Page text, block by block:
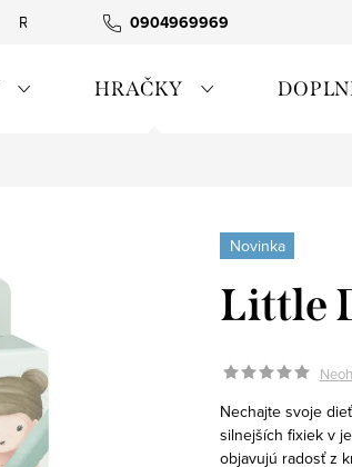
0904969969
Rýchla expedícia Tovar skladom
HRAČKY
Novinka
Little
Nechajte svoje
silnejších fixiek v
objavujú radosť z